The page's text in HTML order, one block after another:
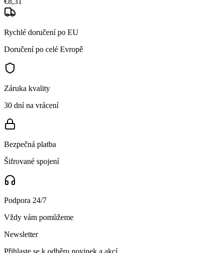
Rychlé doručení po EU
Doručení po celé Evropě
Záruka kvality
30 dní na vrácení
Bezpečná platba
Šifrované spojení
Podpora 24/7
Vždy vám pomůžeme
Newsletter
Přihlaste se k odběru novinek a akcí